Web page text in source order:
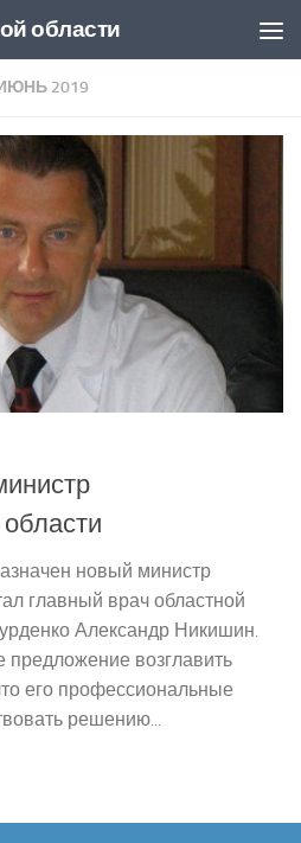
области
2019
новый министр
главный врач областной
Александр Никишин.
возглавить
его профессиональные
решению...